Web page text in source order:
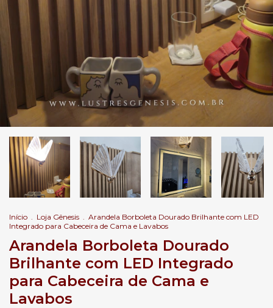
Início Loja Gênesis
Arandela Borboleta Dourado Brilhante com LED
Integrado para Cabeceira de Cama e Lavabos
Arandela Borboleta Dourado
Brilhante com LED Integrado
para Cabeceira de Cama e
Lavabos